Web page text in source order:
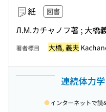
紙 図書
Л.М.カチャノフ著 ; 大橋
著者標目 大橋, 義夫
連続体力
インターネットで読